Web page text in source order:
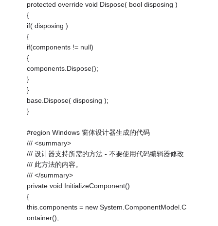
protected override void Dispose( bool disposing )
{
if( disposing )
{
if(components != null)
{
components.Dispose();
}
}
base.Dispose( disposing );
}
#region Windows 窗体设计器生成的代码
/// <summary>
/// 设计器支持所需的方法 - 不要使用代码编辑器修改
/// 此方法的内容。
/// </summary>
private void InitializeComponent()
{
this.components = new System.ComponentModel.C
ontainer();